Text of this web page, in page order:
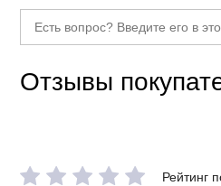
Отзывы
Рейтинг